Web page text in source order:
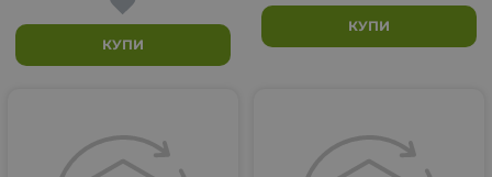
КУПИ
КУПИ